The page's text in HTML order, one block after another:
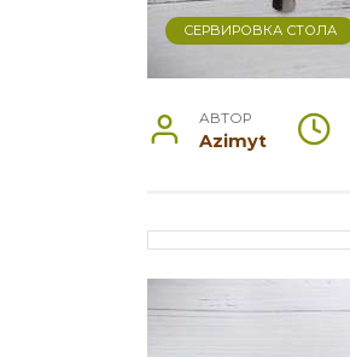
CЕРВИРОВКА СТОЛА
АВТОР
Azimyt